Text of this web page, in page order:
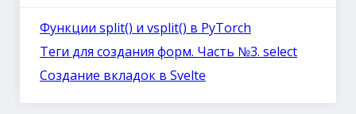
Функции split() и vsplit() в PyTorch
Теги для создания форм. Часть №3. select
Создание вкладок в Svelte